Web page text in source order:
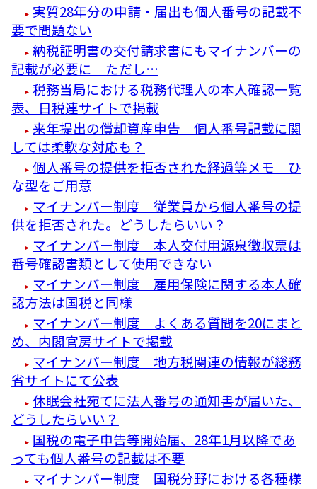
実質28年分の申請・届出も個人番号の記載不
要で問題ない
納税証明書の交付請求書にもマイナンバーの
記載が必要に ただし…
税務当局における税務代理人の本人確認一覧
表、日税連サイトで掲載
来年提出の償却資産申告 個人番号記載に関
しては柔軟な対応も？
個人番号の提供を拒否された経過等メモ ひ
な型をご用意
マイナンバー制度 従業員から個人番号の提
供を拒否された。どうしたらいい？
マイナンバー制度 本人交付用源泉徴収票は
番号確認書類として使用できない
マイナンバー制度 雇用保険に関する本人確
認方法は国税と同様
マイナンバー制度 よくある質問を20にまと
め、内閣官房サイトで掲載
マイナンバー制度 地方税関連の情報が総務
省サイトにて公表
休眠会社宛てに法人番号の通知書が届いた、
どうしたらいい？
国税の電子申告等開始届、28年1月以降であ
っても個人番号の記載は不要
マイナンバー制度 国税分野における各種様